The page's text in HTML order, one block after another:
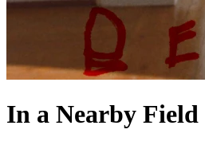
In a Nearby Field